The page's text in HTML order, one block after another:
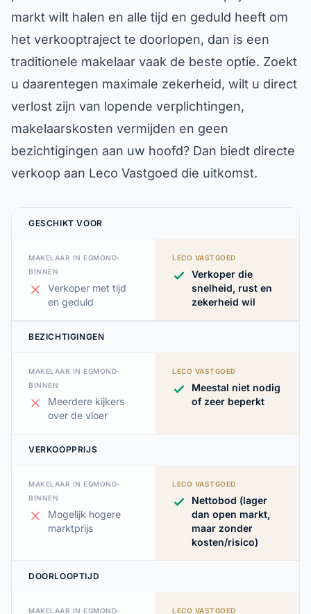
markt wilt halen en alle tijd en geduld heeft om
het verkooptraject te doorlopen, dan is een
traditionele makelaar vaak de beste optie. Zoekt
u daarentegen maximale zekerheid, wilt u direct
verlost zijn van lopende verplichtingen,
makelaarskosten vermijden en geen
bezichtigingen aan uw hoofd? Dan biedt directe
verkoop aan Leco Vastgoed die uitkomst.
GESCHIKT VOOR
MAKELAAR IN EGMOND-
BINNEN
Verkoper met tijd
en geduld
LECO VASTGOED
Verkoper die
snelheid, rust en
zekerheid wil
BEZICHTIGINGEN
MAKELAAR IN EGMOND-
BINNEN
Meerdere kijkers
over de vloer
LECO VASTGOED
Meestal niet nodig
of zeer beperkt
VERKOOPPRIJS
MAKELAAR IN EGMOND-
BINNEN
Mogelijk hogere
marktprijs
LECO VASTGOED
Nettobod (lager
dan open markt,
maar zonder
kosten/risico)
DOORLOOPTIJD
MAKELAAR IN EGMOND- LECO VASTGOED